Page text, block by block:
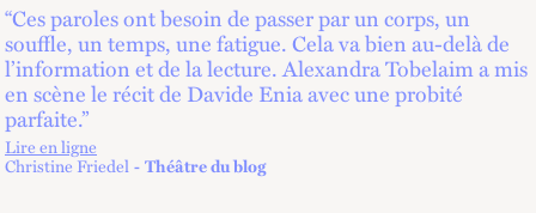
“Ces paroles ont besoin de passer par un corps, un
souffle, un temps, une fatigue. Cela va bien au-delà de
l’information et de la lecture. Alexandra Tobelaim a mis
en scène le récit de Davide Enia avec une probité
parfaite.”
Lire en ligne
Christine Friedel
Théâtre du blog